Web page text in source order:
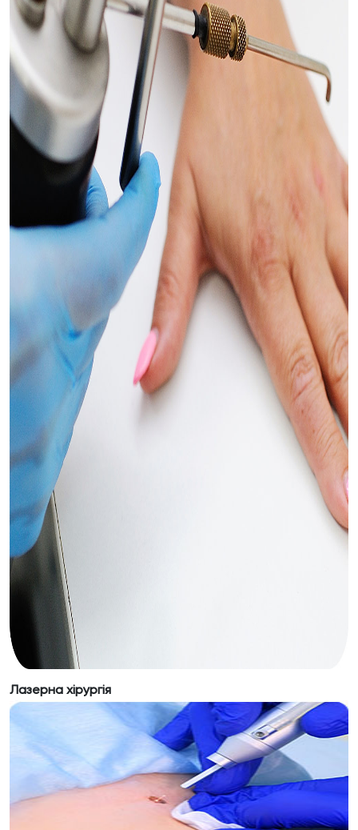
Кріодеструкція – вид хірургічного
лікування за допомогою низькотемпера-
турного впливу на аномальні або
патологічні тканини з метою їхнього
руйнування, зменшення або видалення.
Рідкий азот – найпоширеніший газ у
кріохірургії.
Процедура є малоінвазивною і в
порівнянні з більш традиційними
видами хірургії, кріохірургічні операції
кращ
у планіболісності, утворення
рубців та вартості.
Лазерна хірургія
Лазерна терапія вирішує багато
естетичних проблем шкіри: вікові зміни,
доброякісні новоутворення, естетичні де-
фекти. Перевагами лікування є
виражений ефект, короткий період
реабілітації та відсут- ність ускладнень.
Лазерна хірургія належить до
малоінвазивних безконтактних методів